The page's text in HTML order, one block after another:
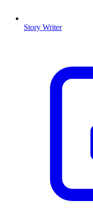
Story Writer